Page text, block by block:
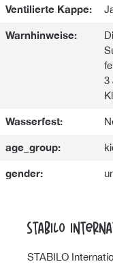
Ventilierte Kappe:
Warnhinweise:
3
Wasserfest:
age_group:
gender:
STABILO
STABILO